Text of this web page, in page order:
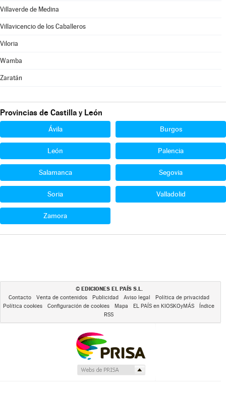
Villaverde de Medina
Villavicencio de los Caballeros
Viloria
Wamba
Zaratán
Provincias de Castilla y León
Ávila Burgos
León Palencia
Salamanca Segovia
Soria Valladolid
Zamora
© EDICIONES EL PAÍS S.L.
Contacto Venta de contenidos Publicidad Aviso legal
Política de privacidad
Política cookies
Configuración de cookies Mapa EL PAÍS en KIOSKOyMÁS
Índice
RSS